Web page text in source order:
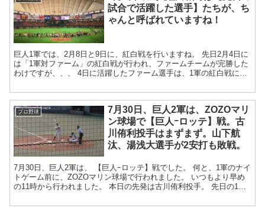
試合で活躍した選手】たちが、ち
ゃんと呼ばれていますね！
巨人1軍では、2月8日と9日に、紅白戦を行いますね。 先日2月4日に
は「1軍対ファーム」の紅白戦が行われ、ファームチームが完勝した
わけですが、、、 4日に活躍したファーム選手は、1軍の紅白戦にも
プロ野球
7月30日、巨人2軍は、ZOZOマリ
ン球場で【巨人ｰロッテ】戦。古
川侑利投手はまずまず。山下航
汰、湯浅大選手が2安打も敗戦。
7月30日、巨人2軍は、 【巨人ｰロッテ】戦でした。 何と、1軍のナイ
トゲーム前に、ZOZOマリン球場で行われました。 いつもより早め
の11時から行われました。 本日の先発は古川侑利投手。 先日の1軍